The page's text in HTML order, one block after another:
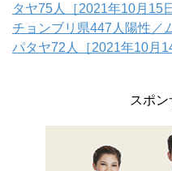
タヤ75人［2021年10月15日
チョンブリ県447人陽性／
パタヤ72人［2021年10月
スポ